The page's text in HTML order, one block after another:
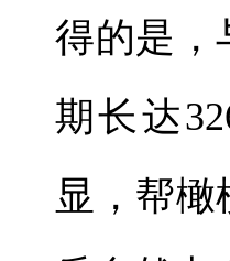
得的是，
期长达
显，帮